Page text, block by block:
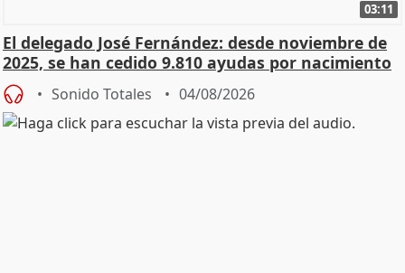
03:11
El delegado José Fernández: desde noviembre de
2025, se han cedido 9.810 ayudas por nacimiento
Sonido Totales 04/08/2026